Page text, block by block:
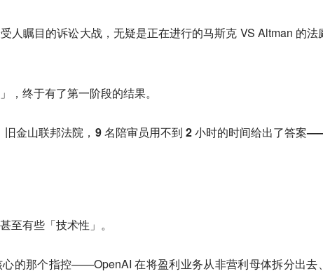
人瞩目的诉讼大战，无疑是正在进行的马斯克 VS Altman 的法
，终于有了第一阶段的结果。
金山联邦法院， 9 名陪审员用不到 2 小时的时间给出了答案
至有些「技术性」。
的那个指控——OpenAI 在将盈利业务从非营利母体拆分出去